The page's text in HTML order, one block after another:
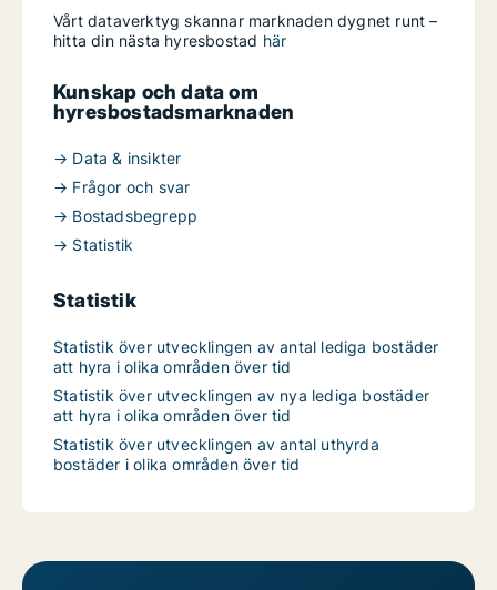
Vårt dataverktyg skannar marknaden dygnet runt –
hitta din nästa hyresbostad här
Kunskap och data om
hyresbostadsmarknaden
→ Data & insikter
→ Frågor och svar
→ Bostadsbegrepp
→ Statistik
Statistik
Statistik över utvecklingen av antal lediga bostäder
att hyra i olika områden över tid
Statistik över utvecklingen av nya lediga bostäder
att hyra i olika områden över tid
Statistik över utvecklingen av antal uthyrda
bostäder i olika områden över tid